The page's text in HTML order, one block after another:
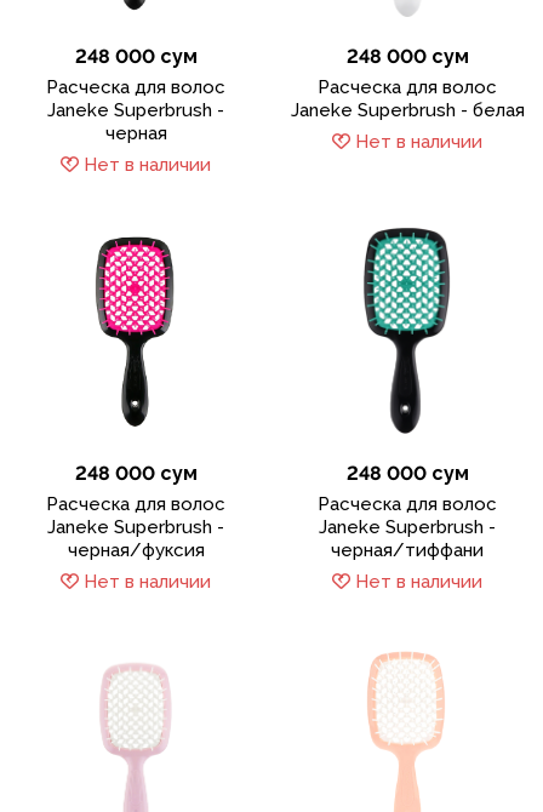
248 000 сум
Расческа для волос
Janeke Superbrush -
черная
Нет в наличии
248 000 сум
Расческа для волос
Janeke Superbrush - белая
Нет в наличии
248 000 сум
Расческа для волос
Janeke Superbrush -
черная/фуксия
Нет в наличии
248 000 сум
Расческа для волос
Janeke Superbrush -
черная/тиффани
Нет в наличии